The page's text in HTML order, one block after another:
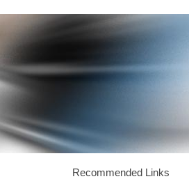
Recommended Links